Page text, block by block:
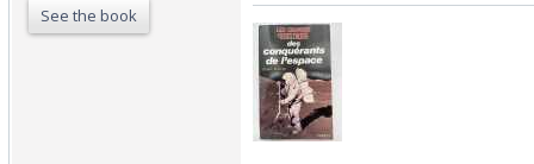
See the book